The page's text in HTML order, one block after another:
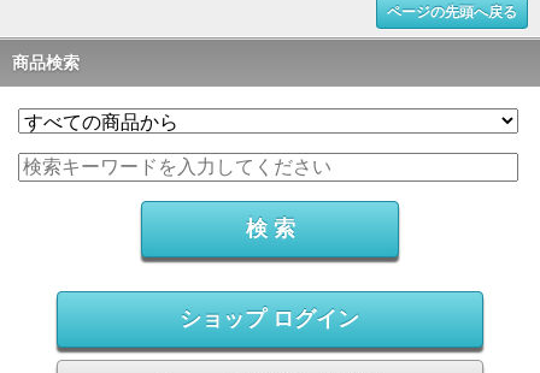
ページの先頭へ戻る
商品検索
ショップ ログイン